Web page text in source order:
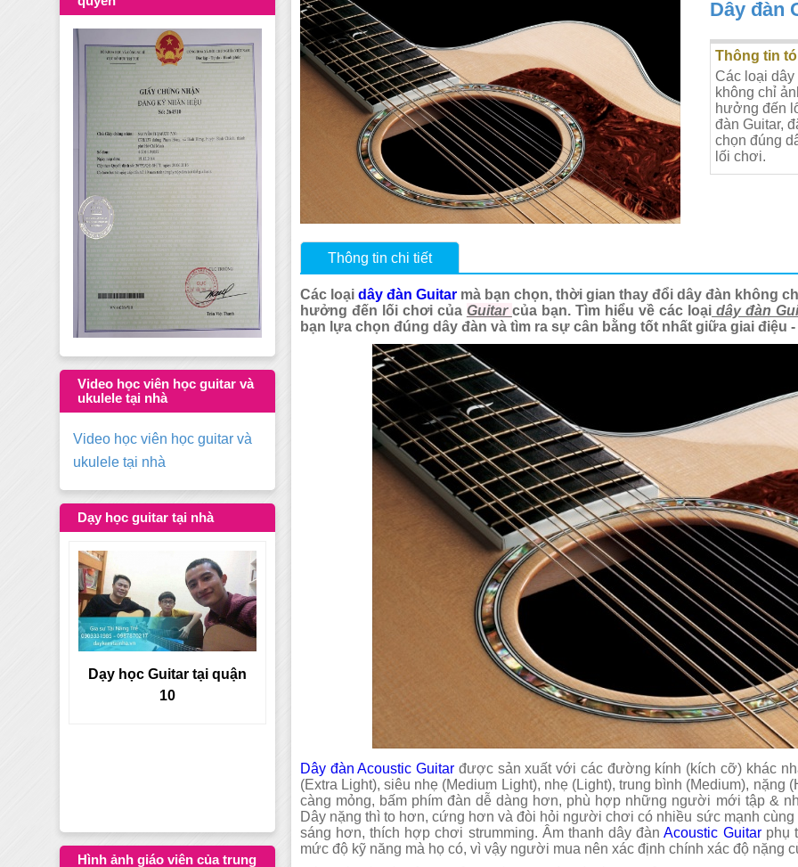
Dây đàn
Thông tin
Các loại dây
không chỉ
hưởng đến
đàn Guitar,
chọn đúng
lối chơi.
Thông tin chi tiết
Các loại dây đàn Guitarmà bạn chọn, thời gian thay đổi dây đàn không
hưởng đến lối chơi của Guitar của bạn. Tìm hiểu về các loại dây đàn
bạn lựa chọn đúng dây đàn và tìm ra sự cân bằng tốt nhất giữa giai điệu
Dây đàn Acoustic Guitar được sản xuất với các đường kính (kích cỡ) khác
(Extra Light), siêu nhẹ (Medium Light), nhẹ (Light), trung bình (Medium), nặng
càng mỏng, bấm phím đàn dễ dàng hơn, phù hợp những người mới tập &
Dây nặng thì to hơn, cứng hơn và đòi hỏi người chơi có nhiều sức mạnh
sáng hơn, thích hợp chơi strumming. Âm thanh dây đànAcoustic Guitarphụ
mức độ kỹ năng mà họ có, vì vậy người mua nên xác định chính xác độ nặng
Video học viên học guitar và
ukulele tại nhà
Video học viên học guitar và
ukulele tại nhà
Dạy học guitar tại nhà
Dạy học Guitar tại quận 9
Dạy học Guitar tại quận 8
Dạy học Guitar tại quận 7 Dạy học Guitar
Hình ảnh giáo viên của trung